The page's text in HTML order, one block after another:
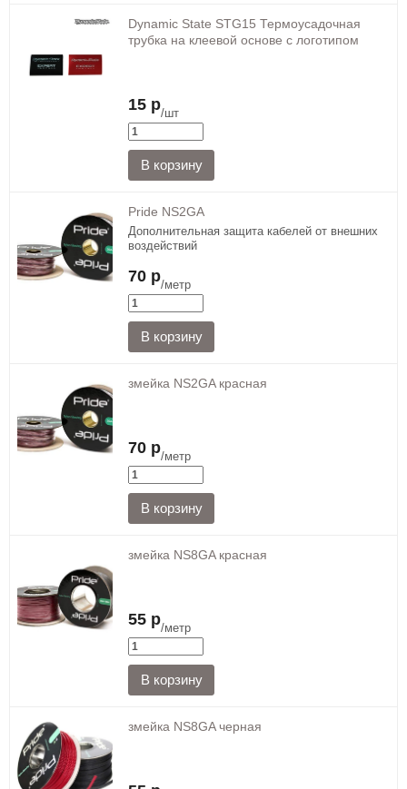
Dynamic State STG15 Термоусадочная
трубка на клеевой основе с логотипом
15 р/шт
Pride NS2GA
Дополнительная защита кабелей от внешних
воздействий
70 р/метр
змейка NS2GA красная
70 р/метр
змейка NS8GA красная
55 р/метр
змейка NS8GA черная